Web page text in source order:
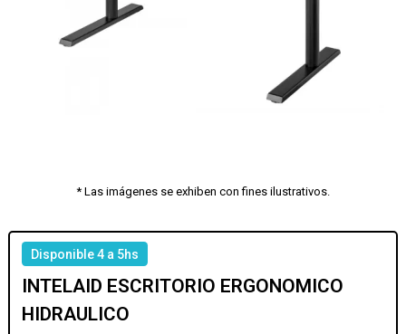
* Las imágenes se exhiben con fines ilustrativos.
Disponible 4 a 5hs
INTELAID ESCRITORIO ERGONOMICO
HIDRAULICO